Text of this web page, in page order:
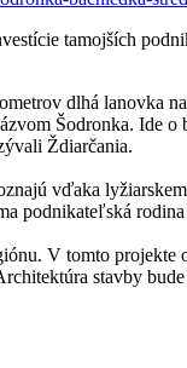
tamojších
dlhá lanovka
Šodronka. Ide
Ždiarčania.
vďaka
podnikateľská
V tomto
stavby